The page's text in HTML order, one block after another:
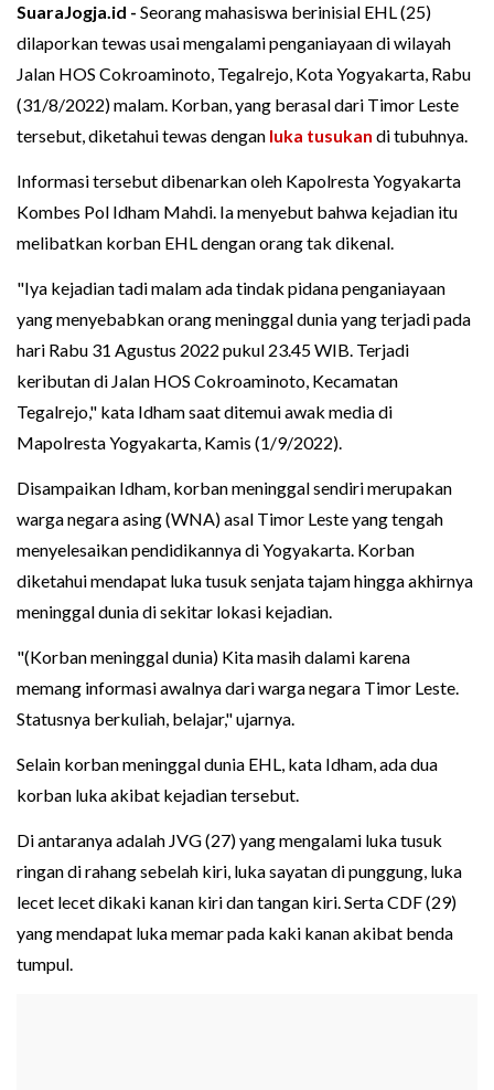
SuaraJogja.id - Seorang mahasiswa berinisial EHL (25)
dilaporkan tewas usai mengalami penganiayaan di wilayah
Jalan HOS Cokroaminoto, Tegalrejo, Kota Yogyakarta, Rabu
(31/8/2022) malam. Korban, yang berasal dari Timor Leste
tersebut, diketahui tewas dengan luka tusukan di tubuhnya.
Informasi tersebut dibenarkan oleh Kapolresta Yogyakarta
Kombes Pol Idham Mahdi. Ia menyebut bahwa kejadian itu
melibatkan korban EHL dengan orang tak dikenal.
"Iya kejadian tadi malam ada tindak pidana penganiayaan
yang menyebabkan orang meninggal dunia yang terjadi pada
hari Rabu 31 Agustus 2022 pukul 23.45 WIB. Terjadi
keributan di Jalan HOS Cokroaminoto, Kecamatan
Tegalrejo," kata Idham saat ditemui awak media di
Mapolresta Yogyakarta, Kamis (1/9/2022).
Disampaikan Idham, korban meninggal sendiri merupakan
warga negara asing (WNA) asal Timor Leste yang tengah
menyelesaikan pendidikannya di Yogyakarta. Korban
diketahui mendapat luka tusuk senjata tajam hingga akhirnya
meninggal dunia di sekitar lokasi kejadian.
"(Korban meninggal dunia) Kita masih dalami karena
memang informasi awalnya dari warga negara Timor Leste.
Statusnya berkuliah, belajar," ujarnya.
Selain korban meninggal dunia EHL, kata Idham, ada dua
korban luka akibat kejadian tersebut.
Di antaranya adalah JVG (27) yang mengalami luka tusuk
ringan di rahang sebelah kiri, luka sayatan di punggung, luka
lecet lecet dikaki kanan kiri dan tangan kiri. Serta CDF (29)
yang mendapat luka memar pada kaki kanan akibat benda
tumpul.